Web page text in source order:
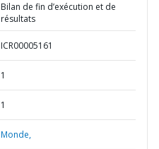
Bilan de fin d’exécution et de
résultats
ICR00005161
1
1
Monde,